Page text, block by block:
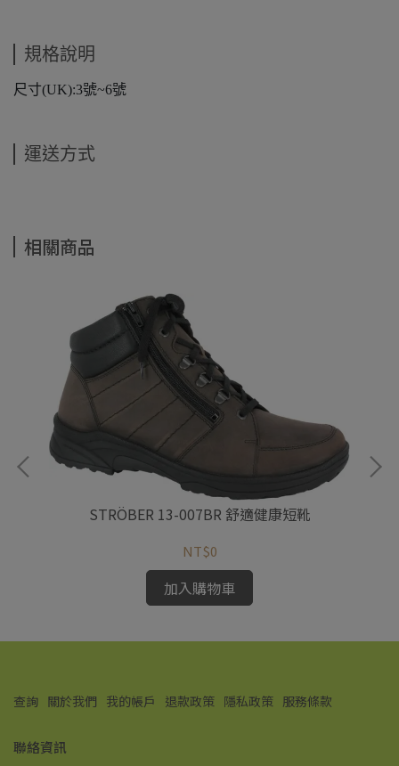
規格說明
尺寸(UK):3號~6號
運送方式
相關商品
STRÖBER 13-007BR 舒適健康短靴
NT$0
加入購物車
查詢 關於我們 我的帳戶 退款政策 隱私政策 服務條款
聯絡資訊